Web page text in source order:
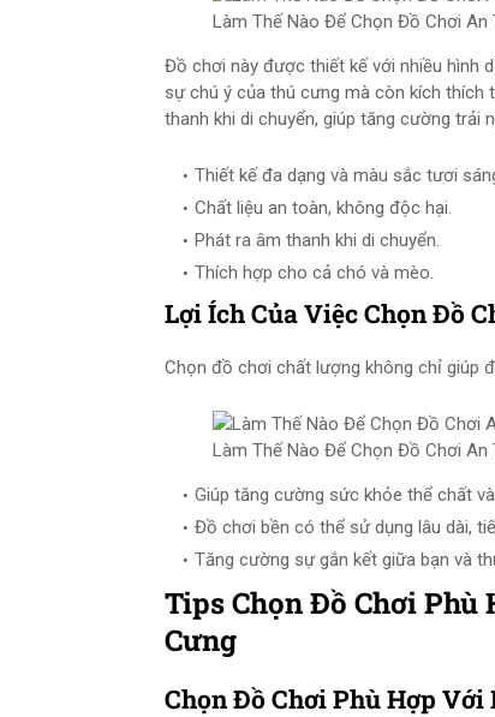
Làm Thế Nào Để Chọn Đồ Chơi An
Đồ chơi này được thiết kế với nhiều hình
sự chú ý của thú cưng mà còn kích thích
thanh khi di chuyển, giúp tăng cường trải
Thiết kế đa dạng và màu sắc tươi
Chất liệu an toàn, không độc hại.
Phát ra âm thanh khi di chuyển.
Thích hợp cho cả chó và mèo.
Lợi Ích Của Việc Chọn Đồ
Chọn đồ chơi chất lượng không chỉ giúp
Làm Thế Nào Để Chọn Đồ Chơi An
Giúp tăng cường sức khỏe thể chất
Đồ chơi bền có thể sử dụng lâu dài,
Tăng cường sự gắn kết giữa bạn và
Tips Chọn Đồ Chơi
Cưng
Chọn Đồ Chơi Phù Hợp Với